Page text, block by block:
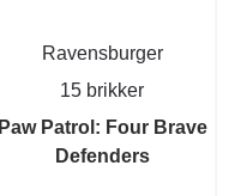
Ravensburger
15 brikker
Paw Patrol: Four Brave
Defenders